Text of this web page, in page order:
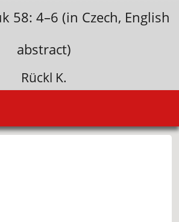
58: 4–6 (in Czech, English
abstract)
Rückl K.